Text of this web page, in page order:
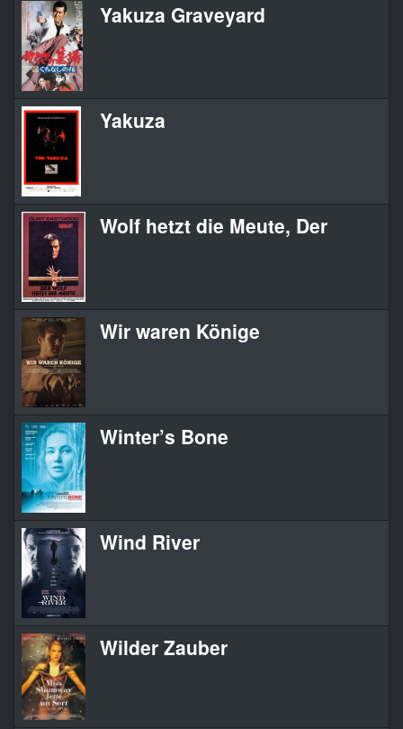
Yakuza Graveyard
Yakuza
Wolf hetzt die Meute, Der
Wir waren Könige
Winter’s Bone
Wind River
Wilder Zauber